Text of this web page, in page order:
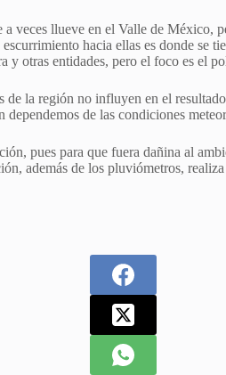
veces llueve en el Valle de México,
hacia ellas es donde se
y otras entidades, pero el foco es el
la región no influyen en el
dependemos de las condiciones
pues para que fuera dañina al
además de los pluviómetros,